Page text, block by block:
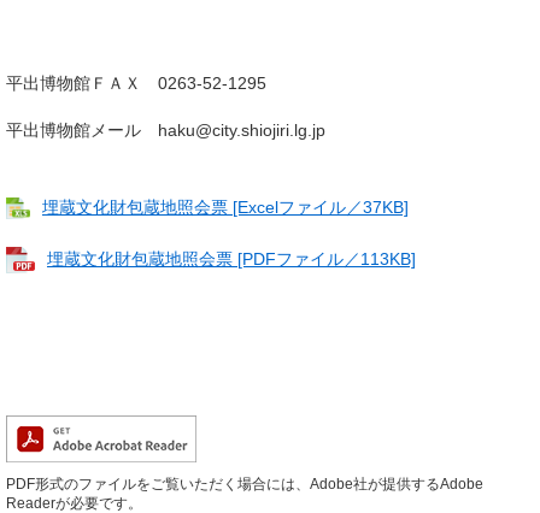
平出博物館ＦＡＸ 0263-52-1295
平出博物館メール haku@city.shiojiri.lg.jp​
埋蔵文化財包蔵地照会票 [Excelファイル／37KB]
埋蔵文化財包蔵地照会票 [PDFファイル／113KB]
PDF形式のファイルをご覧いただく場合には、Adobe社が提供するAdobe
Readerが必要です。